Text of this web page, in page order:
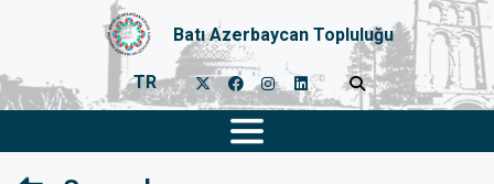
Batı Azerbaycan Topluluğu
TR